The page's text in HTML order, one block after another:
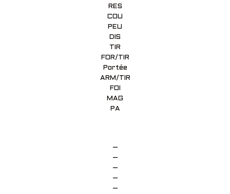
RES
COU
PEU
DIS
TIR
FOR/TIR
Portée
ARM/TIR
FOI
MAG
PA
–
–
–
–
–